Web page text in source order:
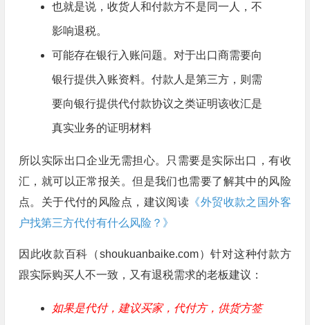
也就是说，收货人和付款方不是同一人，不
影响退税。
可能存在银行入账问题。对于出口商需要向
银行提供入账资料。付款人是第三方，则需
要向银行提供代付款协议之类证明该收汇是
真实业务的证明材料
所以实际出口企业无需担心。只需要是实际出口，有收
汇，就可以正常报关。但是我们也需要了解其中的风险
点。关于代付的风险点，建议阅读 《外贸收款之国外客
户找第三方代付有什么风险？》
因此收款百科（shoukuanbaike.com）针对这种付款方
跟实际购买人不一致，又有退税需求的老板建议：
如果是代付，建议买家，代付方，供货方签